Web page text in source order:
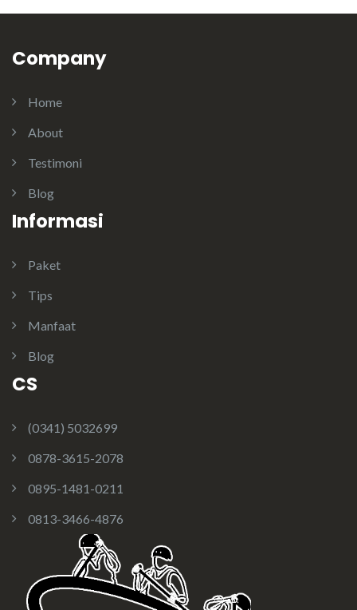
Company
Home
About
Testimoni
Blog
Informasi
Paket
Tips
Manfaat
Blog
CS
(0341) 5032699
0878-3615-2078
0895-1481-0211
0813-3466-4876